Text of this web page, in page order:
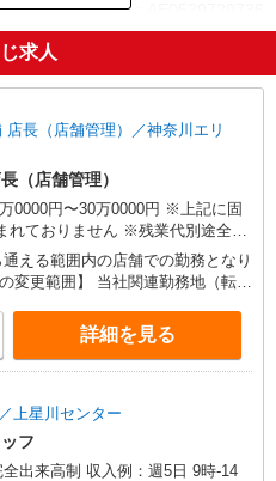
ID：AE0529720736
間終了
求人
長（店舗管理）／神奈川エリ
（店舗管理）
0000円〜30万0000円 ※上記に固
れておりません ※残業代別途全額
キル等を考慮の上でご提示します
外勤務手当、休日勤務手当、深夜
勤務手当 ・職長手当（店長就任
【賞
・12月） ※試用期間6ヶ月を除く
える範囲内の店舗での勤務となり
詳細を見る
上星川センター
フ
全出来高制 収入例：週5日 9時-14